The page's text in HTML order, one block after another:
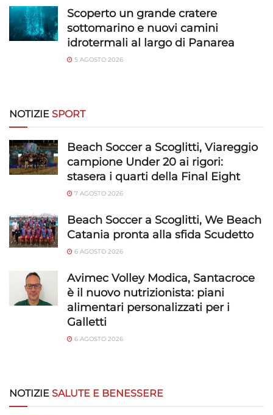
pubblicità personalizzata, Utilizzare profili per la selezione di
pubblicità personalizzata, Creare profili per la personalizzazione
dei contenuti, Utilizzare profili per la selezione di contenuti
personalizzati, Sviluppare e migliorare i servizi, Utilizzare dati
limitati per la selezione dei contenuti.
Abbinare e combinare dati provenienti da altre
trasmesse automaticamente.
Utilizzare dati di geolocalizzazione precisi,
Riconoscere i dispositivi in base a informazioni
Garantire la sicurezza, prevenire e
rilevare frodi, correggere errori, Erogare
e presentare pubblicità e contenuto,
Salvare e comunicare le scelte sulla
privacy.
Scoperto un grande cratere
sottomarino e nuovi camini
idrotermali al largo di Panarea
5 AGOSTO 2026
NOTIZIE SPORT
Beach Soccer a Scoglitti, Viareggio
campione Under 20 ai rigori:
stasera i quarti della Final Eight
7 AGOSTO 2026
Beach Soccer a Scoglitti, We Beach
Catania pronta alla sfida Scudetto
6 AGOSTO 2026
Avimec Volley Modica, Santacroce
è il nuovo nutrizionista: piani
alimentari personalizzati per i
Galletti
6 AGOSTO 2026
NOTIZIE SALUTE E BENESSERE